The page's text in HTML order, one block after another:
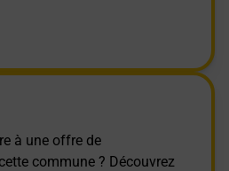
à une offre de
commune ? Découvrez